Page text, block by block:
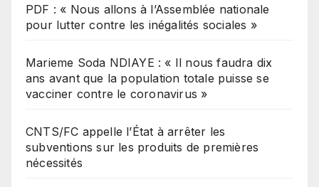
PDF : « Nous allons à l’Assemblée nationale
pour lutter contre les inégalités sociales »
Marieme Soda NDIAYE : « Il nous faudra dix
ans avant que la population totale puisse se
vacciner contre le coronavirus »
CNTS/FC appelle l’État à arrêter les
subventions sur les produits de premières
nécessités